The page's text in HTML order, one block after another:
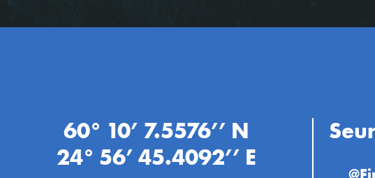
60° 10’ 7.5576’’ N
24° 56’ 45.4092’’ E